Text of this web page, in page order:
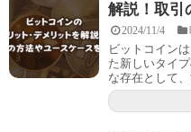
解説！取引
2024/11/4
ビットコイン
た新しいタイ
な存在として